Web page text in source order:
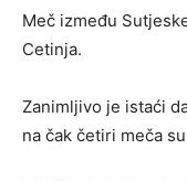
Meč između
Cetinja.
Zanimljivo je istaći
na čak četiri meča